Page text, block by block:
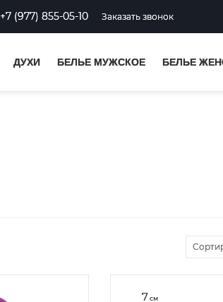
+7 (977) 855-05-10 Заказать звонок
ДУХИ БЕЛЬЕ МУЖСКОЕ БЕЛЬЕ
7см